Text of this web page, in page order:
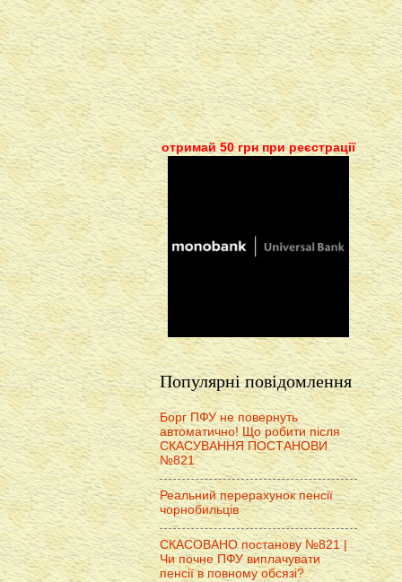
отримай 50 грн при реєстрації
Популярні повідомлення
Борг ПФУ не повернуть
автоматично! Що робити після
СКАСУВАННЯ ПОСТАНОВИ
№821
Реальний перерахунок пенсії
чорнобильців
СКАСОВАНО постанову №821 |
Чи почне ПФУ виплачувати
пенсії в повному обсязі?